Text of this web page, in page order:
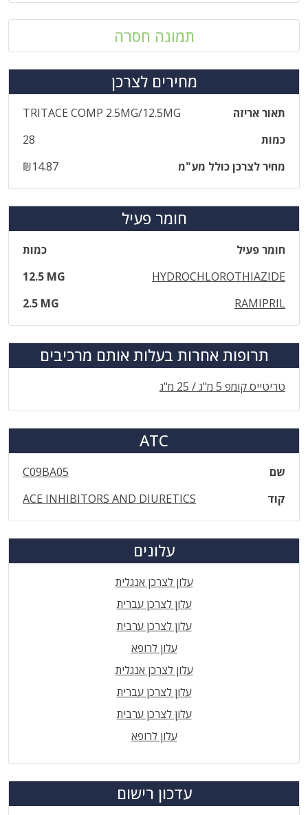
תמונה חסרה
מחירים לצרכן
תאור אריזה
TRITACE COMP 2.5MG/12.5MG
כמות
28
מחיר לצרכן כולל מע"מ
₪14.87
חומר פעיל
חומר פעיל
כמות
HYDROCHLOROTHIAZIDE
12.5 MG
RAMIPRIL
2.5 MG
תרופות אחרות בעלות אותם מרכיבים
טריטייס קומפ 5 מ"ג / 25 מ"ג
ATC
שם
C09BA05
קוד
ACE INHIBITORS AND DIURETICS
עלונים
עלון לצרכן אנגלית
עלון לצרכן עברית
עלון לצרכן ערבית
עלון לרופא
עלון לצרכן אנגלית
עלון לצרכן עברית
עלון לצרכן ערבית
עלון לרופא
עדכון רישום